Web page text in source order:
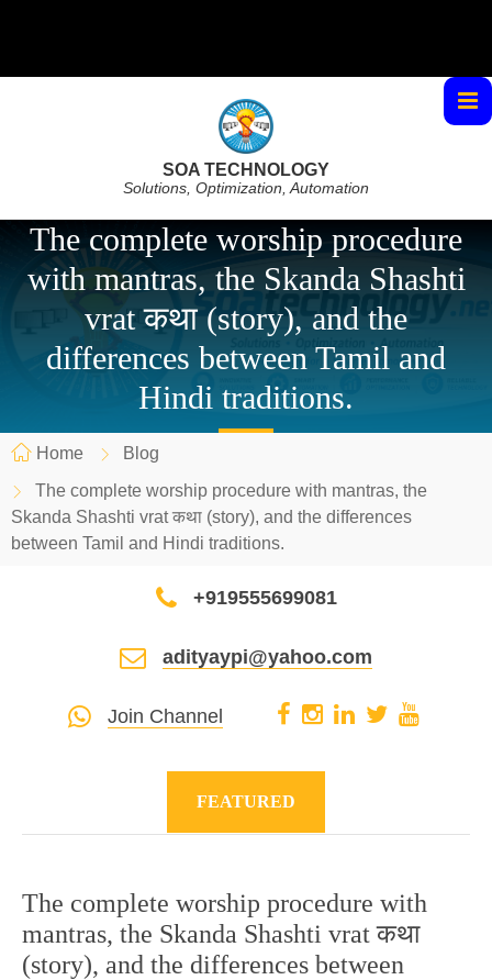
SOA TECHNOLOGY
Solutions, Optimization, Automation
The complete worship procedure
with mantras, the Skanda Shashti
vrat कथा (story), and the
differences between Tamil and
Hindi traditions.
Home
Blog
The complete worship procedure with mantras, the
Skanda Shashti vrat कथा (story), and the differences
between Tamil and Hindi traditions.
+919555699081
adityaypi@yahoo.com
Join Channel
FEATURED
The complete worship procedure with
mantras, the Skanda Shashti vrat कथा
(story), and the differences between